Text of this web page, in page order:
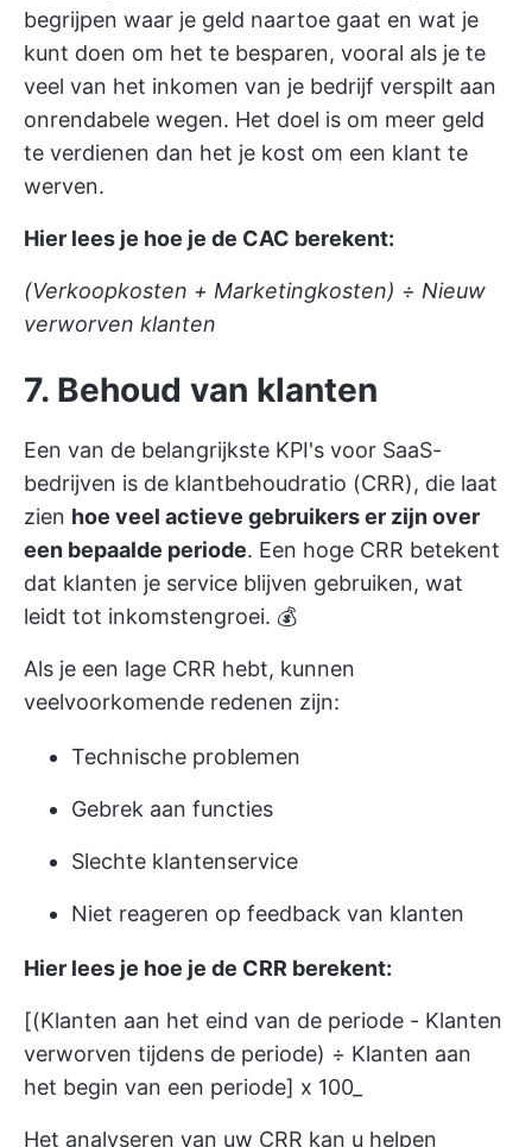
begrijpen waar je geld naartoe gaat en wat je
kunt doen om het te besparen, vooral als je te
veel van het inkomen van je bedrijf verspilt aan
onrendabele wegen. Het doel is om meer geld
te verdienen dan het je kost om een klant te
werven.
Hier lees je hoe je de CAC berekent:
(Verkoopkosten + Marketingkosten) ÷ Nieuw
verworven klanten
7. Behoud van klanten
Een van de belangrijkste KPI's voor SaaS-
bedrijven is de klantbehoudratio (CRR), die laat
zien hoe veel actieve gebruikers er zijn over
een bepaalde periode. Een hoge CRR betekent
dat klanten je service blijven gebruiken, wat
leidt tot inkomstengroei. 💰
Als je een lage CRR hebt, kunnen
veelvoorkomende redenen zijn:
Technische problemen
Gebrek aan functies
Slechte klantenservice
Niet reageren op feedback van klanten
Hier lees je hoe je de CRR berekent:
[(Klanten aan het eind van de periode - Klanten
verworven tijdens de periode) ÷ Klanten aan
het begin van een periode] x 100_
Het analyseren van uw CRR kan u helpen